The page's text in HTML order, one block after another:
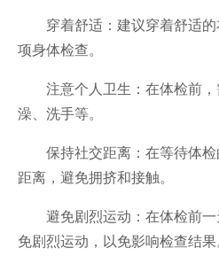
穿着舒适：建议穿着舒适的
项身体检查。
注意个人卫生：在体检前，
澡、洗手等。
保持社交距离：在等待体检
距离，避免拥挤和接触。
避免剧烈运动：在体检前一
免剧烈运动，以免影响检查结果